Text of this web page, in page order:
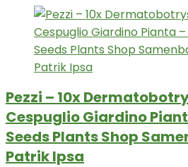
Pezzi – 10x
Cespuglio Giardino
Seeds Plants Shop
Patrik Ipsa